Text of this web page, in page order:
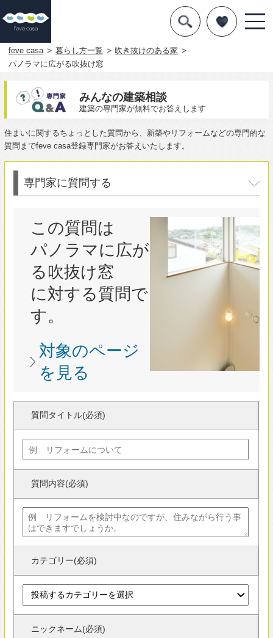
デザインを探す
暮らし方
Q&A
専門家を
みんなの建築相談
住まいに関するちょっとした質問から、新築やリフォームなどの専門的な
質問までfeve casa登録専門家がお答えいたします。
専門家に質問する
この質問は
パノラマに広が
る吹抜け窓
す。
対象のページ
を見る
質問タイトル(必須)
質問内容(必須)
カテゴリー(必須)
ニックネーム(必須)
下記情報はサイト上では表示されません。
性別(必須)
男性 女性
生年月日(必須)
年 月 日